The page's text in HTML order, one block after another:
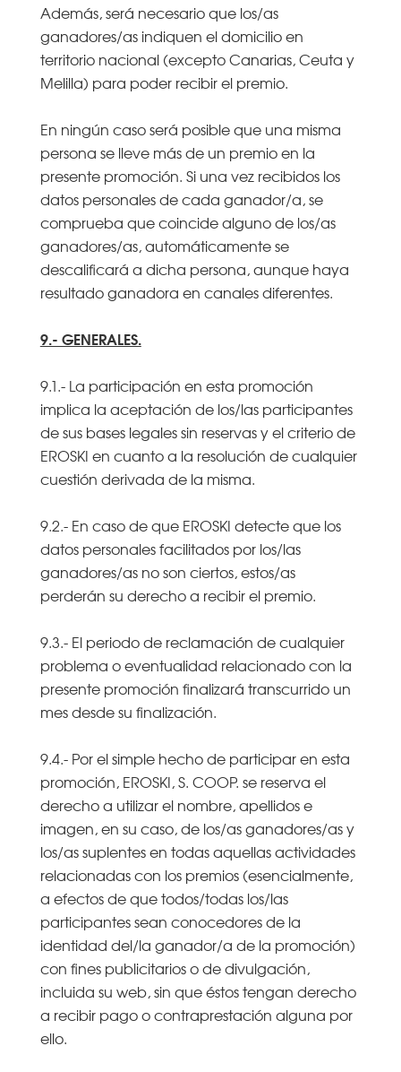
Además, será necesario que los/as
ganadores/as indiquen el domicilio en
territorio nacional (excepto Canarias, Ceuta y
Melilla) para poder recibir el premio.
En ningún caso será posible que una misma
persona se lleve más de un premio en la
presente promoción. Si una vez recibidos los
datos personales de cada ganador/a, se
comprueba que coincide alguno de los/as
ganadores/as, automáticamente se
descalificará a dicha persona, aunque haya
resultado ganadora en canales diferentes.
9.- GENERALES.
9.1.- La participación en esta promoción
implica la aceptación de los/las participantes
de sus bases legales sin reservas y el criterio de
EROSKI en cuanto a la resolución de cualquier
cuestión derivada de la misma.
9.2.- En caso de que EROSKI detecte que los
datos personales facilitados por los/las
ganadores/as no son ciertos, estos/as
perderán su derecho a recibir el premio.
9.3.- El periodo de reclamación de cualquier
problema o eventualidad relacionado con la
presente promoción finalizará transcurrido un
mes desde su finalización.
9.4.- Por el simple hecho de participar en esta
promoción, EROSKI, S. COOP. se reserva el
derecho a utilizar el nombre, apellidos e
imagen, en su caso, de los/as ganadores/as y
los/as suplentes en todas aquellas actividades
relacionadas con los premios (esencialmente,
a efectos de que todos/todas los/las
participantes sean conocedores de la
identidad del/la ganador/a de la promoción)
con fines publicitarios o de divulgación,
incluida su web, sin que éstos tengan derecho
a recibir pago o contraprestación alguna por
ello.